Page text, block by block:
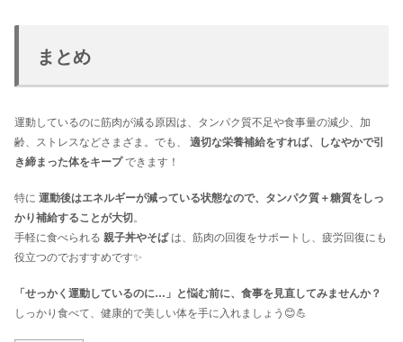
まとめ
運動しているのに筋肉が減る原因は、タンパク質不足や食事量の減少、加
齢、ストレスなどさまざま。でも、 適切な栄養補給をすれば、しなやかで引
き締まった体をキープできます！
特に 運動後はエネルギーが減っている状態なので、タンパク質＋糖質をしっ
かり補給することが大切 。
手軽に食べられる 親子丼やそばは、筋肉の回復をサポートし、疲労回復にも
役立つのでおすすめです✨
「せっかく運動しているのに…」と悩む前に、食事を見直してみませんか？
しっかり食べて、健康的で美しい体を手に入れましょう😊💪